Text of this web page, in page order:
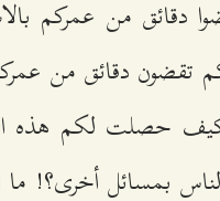
دقائق من عمركم
تقضون دقائق من
حصلت لكم هذه
بمسائل أخرى؟!